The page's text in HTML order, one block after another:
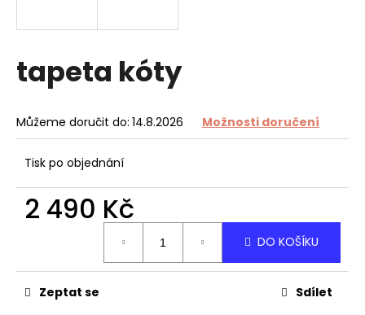
tapeta kóty
Můžeme doručit do: 14.8.2026 Možnosti doručení
Tisk po objednání
2 490 Kč
DO KOŠÍKU
Zeptat se Sdílet
í
t
HLEDAT
o
p